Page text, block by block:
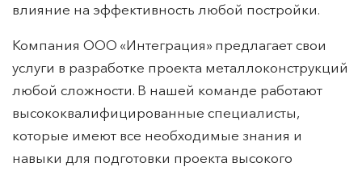
влияние на эффективность любой постройки.
Компания ООО «Интеграция» предлагает свои
услуги в разработке проекта металлоконструкций
любой сложности. В нашей команде работают
высококвалифицированные специалисты,
которые имеют все необходимые знания и
навыки для подготовки проекта высокого